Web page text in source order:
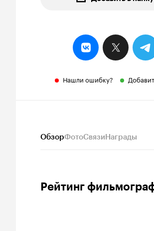
Нашли ошибку?
ОбзорФотоСвязиНаграды
Рейтинг